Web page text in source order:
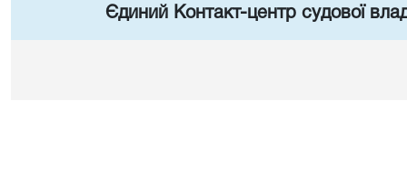
Єдиний Контакт-центр судової